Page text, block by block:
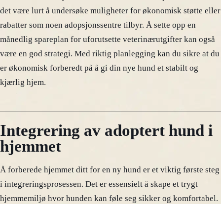
det være lurt å undersøke muligheter for økonomisk støtte eller
rabatter som noen adopsjonssentre tilbyr. Å sette opp en
månedlig spareplan for uforutsette veterinærutgifter kan også
være en god strategi. Med riktig planlegging kan du sikre at du
er økonomisk forberedt på å gi din nye hund et stabilt og
kjærlig hjem.
Integrering av adoptert hund i
hjemmet
Å forberede hjemmet ditt for en ny hund er et viktig første steg
i integreringsprosessen. Det er essensielt å skape et trygt
hjemmemiljø hvor hunden kan føle seg sikker og komfortabel.